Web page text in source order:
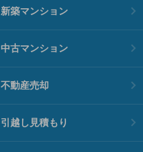
新築マンション
中古マンション
不動産売却
引越し見積もり